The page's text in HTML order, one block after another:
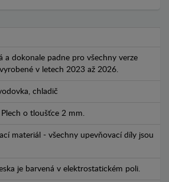
a dokonale padne pro všechny verze
v letech 2023 až 2026.
chladič
o tloušťce 2 mm.
materiál - všechny upevňovací díly jsou
je barvená v elektrostatickém poli.